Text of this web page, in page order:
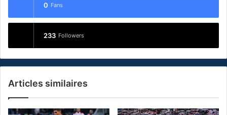
0 Fans
233 Followers
Articles similaires